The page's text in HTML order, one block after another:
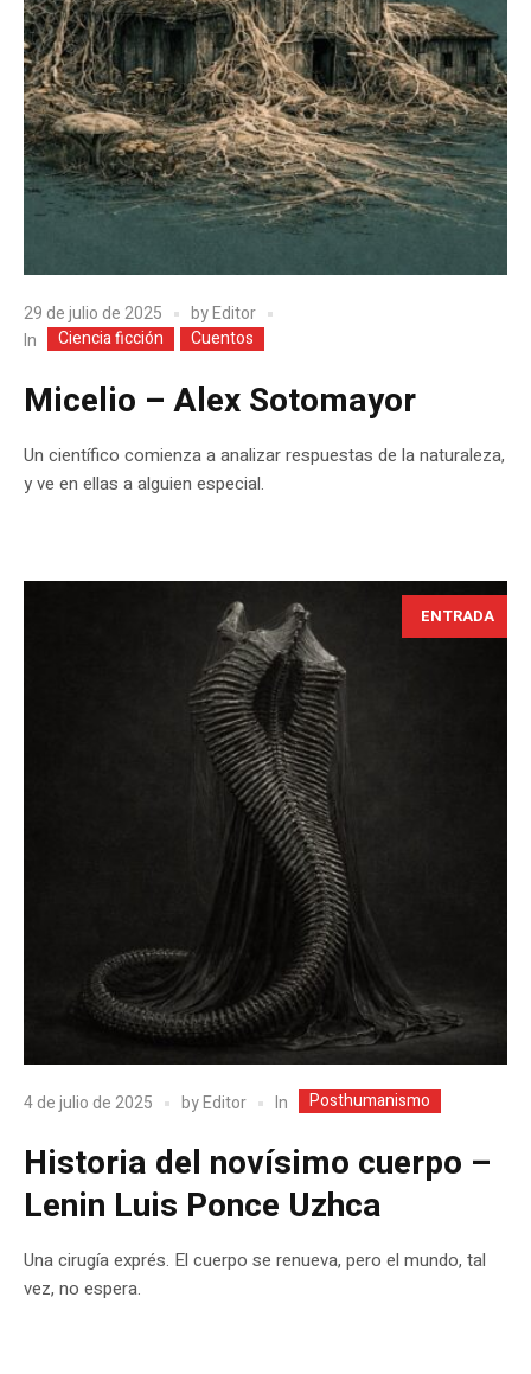
29 de julio de 2025 byEditor
In
Ciencia ficción Cuentos
Micelio – Alex Sotomayor
Un científico comienza a analizar respuestas de la naturaleza,
y ve en ellas a alguien especial.
ENTRADA
4 de julio de 2025 byEditor In Posthumanismo
Historia del novísimo cuerpo –
Lenin Luis Ponce Uzhca
Una cirugía exprés. El cuerpo se renueva, pero el mundo, tal
vez, no espera.